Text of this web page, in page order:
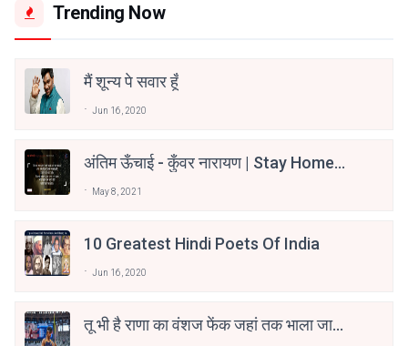
Trending Now
मैं शून्य पे सवार हूँ
Jun 16, 2020
अंतिम ऊँचाई - कुँवर नारायण | Stay Home
May 8, 2021
10 Greatest Hindi Poets Of India
Jun 16, 2020
तू भी है राणा का वंशज फेंक जहां तक भाला जाए: